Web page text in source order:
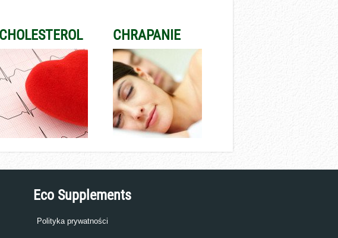
CHOLESTEROL CHRAPANIE
Eco Supplements
Polityka prywatności